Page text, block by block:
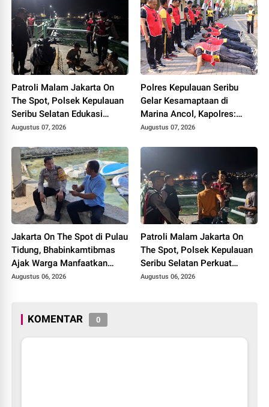
Patroli Malam Jakarta On
The Spot, Polsek Kepulauan
Seribu Selatan Edukasi
Warga Manfaatkan Layanan
Augustus 07, 2026
Polres Kepulauan Seribu
Gelar Kesamaptaan di
Marina Ancol, Kapolres:
Pastikan Anggota Sehat dan
Augustus 07, 2026
Jakarta On The Spot di Pulau
Tidung, Bhabinkamtibmas
Ajak Warga Manfaatkan
Layanan Polri 110
Augustus 06, 2026
Patroli Malam Jakarta On
The Spot, Polsek Kepulauan
Seribu Selatan Perkuat
Kedekatan dengan Warga
Augustus 06, 2026
KOMENTAR 0